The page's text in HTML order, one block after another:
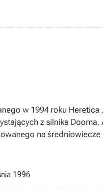
w 1994 roku
z silnika
na średniowiecze
1996